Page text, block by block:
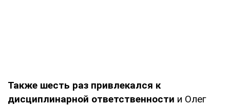
Также шесть раз привлекался к
дисциплинарной ответственности и Олег